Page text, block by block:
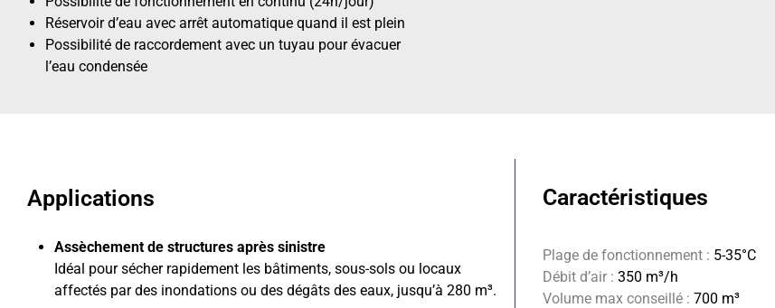
Réservoir d’eau avec arrêt automatique quand il est plein
Possibilité de raccordement avec un tuyau pour évacuer
l’eau condensée
Applications
Assèchement de structures après sinistre
Idéal pour sécher rapidement les bâtiments, sous-sols ou locaux
affectés par des inondations ou des dégâts des eaux, jusqu’à 280 m³.
Caractéristiques
Plage de fonctionnement : 5-35°C
Débit d’air : 350 m³/h
Volume max conseillé : 700 m³